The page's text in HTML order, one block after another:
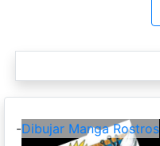
-Dibujar Manga Rostros